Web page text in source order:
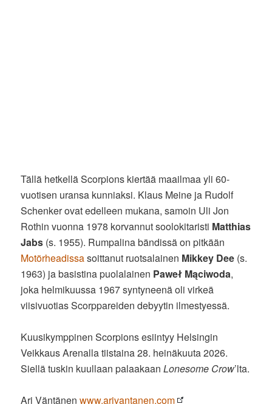
Tällä hetkellä Scorpions kiertää maailmaa yli 60-
vuotisen uransa kunniaksi. Klaus Meine ja Rudolf
Schenker ovat edelleen mukana, samoin Uli Jon
Rothin vuonna 1978 korvannut soolokitaristi Matthias
Jabs (s. 1955). Rumpalina bändissä on pitkään
Motörheadissasoittanut ruotsalainen Mikkey Dee (s.
1963) ja basistina puolalainen Paweł Mąciwoda,
joka helmikuussa 1967 syntyneenä oli virkeä
viisivuotias Scorppareiden debyytin ilmestyessä.
Kuusikymppinen Scorpions esiintyy Helsingin
Veikkaus Arenalla tiistaina 28. heinäkuuta 2026.
Siellä tuskin kuullaan palaakaanLonesome Crow’lta.
Ari Väntänenwww.arivantanen.com